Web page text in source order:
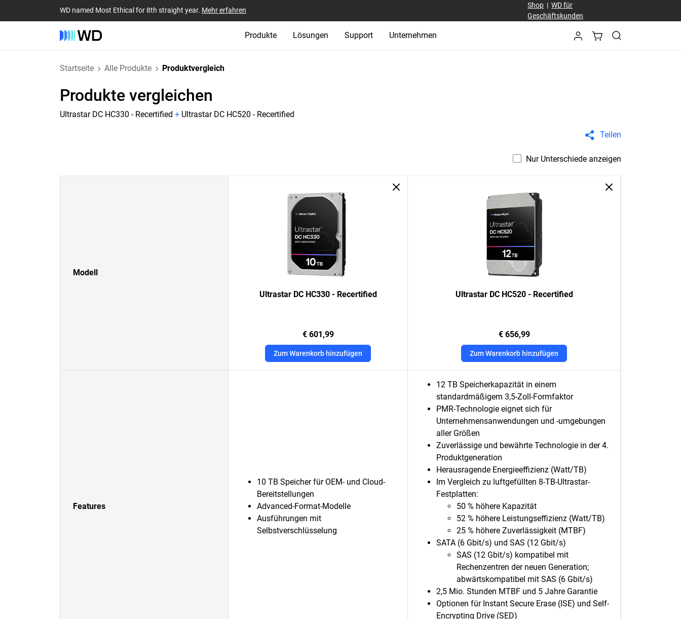
WD named Most Ethical for 8th straight year. Mehr erfahren
Shop |WD für
Geschäftskunden
Produkte Lösungen Support Unternehmen
Startseite Alle Produkte Produktvergleich
Produkte vergleichen
Ultrastar DC HC330 - Recertified + Ultrastar DC HC520 - Recertified
Teilen
Nur Unterschiede anzeigen
Modell
Ultrastar DC HC330 - Recertified
€ 601,99
Zum Warenkorb hinzufügen
Ultrastar DC HC520 - Recertified
€ 656,99
Zum Warenkorb hinzufügen
Features
10 TB Speicher für OEM- und Cloud-
Bereitstellungen
Advanced-Format-Modelle
Ausführungen mit
Selbstverschlüsselung
12 TB Speicherkapazität in einem
standardmäßigem 3,5-Zoll-Formfaktor
PMR-Technologie eignet sich für
Unternehmensanwendungen und -umgebungen
aller Größen
Zuverlässige und bewährte Technologie in der 4.
Produktgeneration
Herausragende Energieeffizienz (Watt/TB)
Im Vergleich zu luftgefüllten 8-TB-Ultrastar-
Festplatten:
50 % höhere Kapazität
52 % höhere Leistungseffizienz (Watt/TB)
25 % höhere Zuverlässigkeit (MTBF)
SATA (6 Gbit/s) und SAS (12 Gbit/s)
SAS (12 Gbit/s) kompatibel mit
Rechenzentren der neuen Generation;
abwärtskompatibel mit SAS (6 Gbit/s)
2,5 Mio. Stunden MTBF und 5 Jahre Garantie
Optionen für Instant Secure Erase (ISE) und Self-
Encrypting Drive (SED)